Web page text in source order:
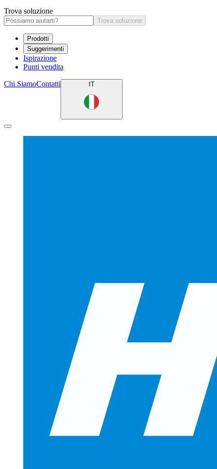
Trova soluzione
Trova soluzione
Prodotti
Suggerimenti
Ispirazione
Punti vendita
Chi SiamoContatti IT